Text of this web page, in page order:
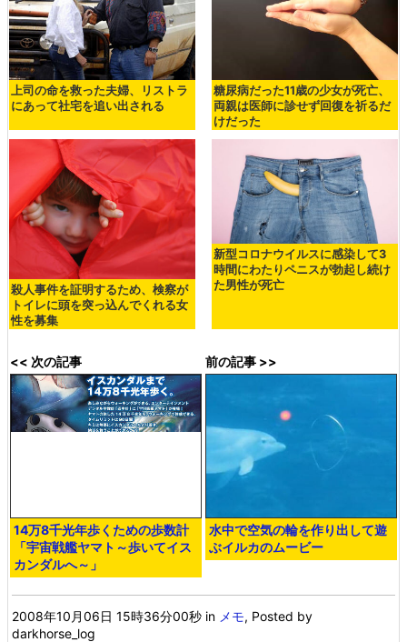
上司の命を救った夫婦、リストラ
にあって社宅を追い出される
糖尿病だった11歳の少女が死亡、
両親は医師に診せず回復を祈るだ
けだった
殺人事件を証明するため、検察が
トイレに頭を突っ込んでくれる女
性を募集
新型コロナウイルスに感染して3
時間にわたりペニスが勃起し続け
た男性が死亡
<< 次の記事
14万8千光年歩くための歩数計
「宇宙戦艦ヤマト～歩いてイス
カンダルへ～」
前の記事 >>
水中で空気の輪を作り出して遊
ぶイルカのムービー
2008年10月06日 15時36分00秒 in メモ, Posted by
darkhorse_log